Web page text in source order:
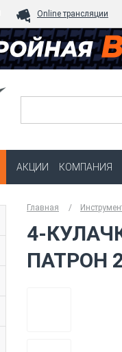
Online трансляции
АКЦИИ КОМПАНИЯ
Главная
4-
ПАТРОН